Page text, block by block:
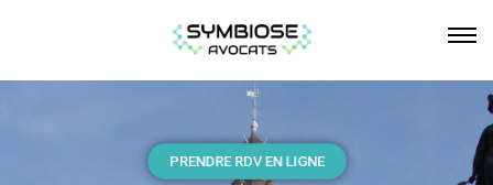
PRENDRE RDV EN LIGNE